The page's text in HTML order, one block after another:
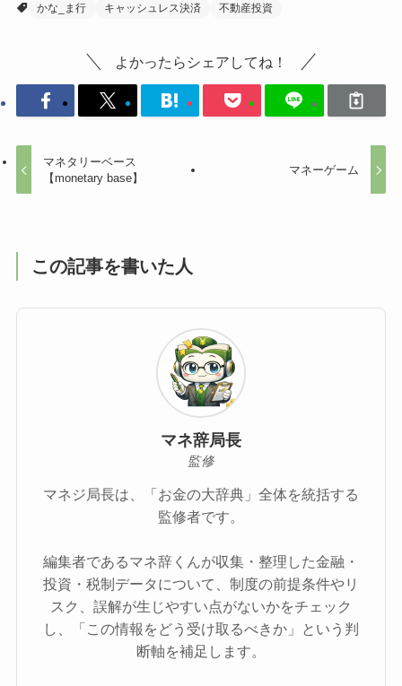
かな_ま行
キャッシュレス決済 不動産投資
よかったらシェアしてね！
マネタリーベース
【monetary base】
マネーゲーム
この記事を書いた人
マネ辞局長
監修
マネジ局長は、「お金の大辞典」全体を統括する
監修者です。
編集者であるマネ辞くんが収集・整理した金融・
投資・税制データについて、制度の前提条件やリ
スク、誤解が生じやすい点がないかをチェック
し、「この情報をどう受け取るべきか」という判
断軸を補足します。